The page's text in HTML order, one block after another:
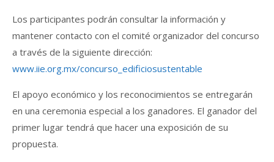
Los participantes podrán consultar la información y
mantener contacto con el comité organizador del concurso
a través de la siguiente dirección:
www.iie.org.mx/concurso_edificiosustentable
El apoyo económico y los reconocimientos se entregarán
en una ceremonia especial a los ganadores. El ganador del
primer lugar tendrá que hacer una exposición de su
propuesta.